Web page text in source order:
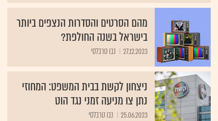
מהם הסרטים והסדרות הנצפים ביותר
בישראל בשנה החולפת?
27.12.2023 נבו טרבלסי
ניצחון לקשת בבית המשפט: המחוזי
נתן צו מניעה זמני נגד הוט
25.06.2023 נבו טרבלסי